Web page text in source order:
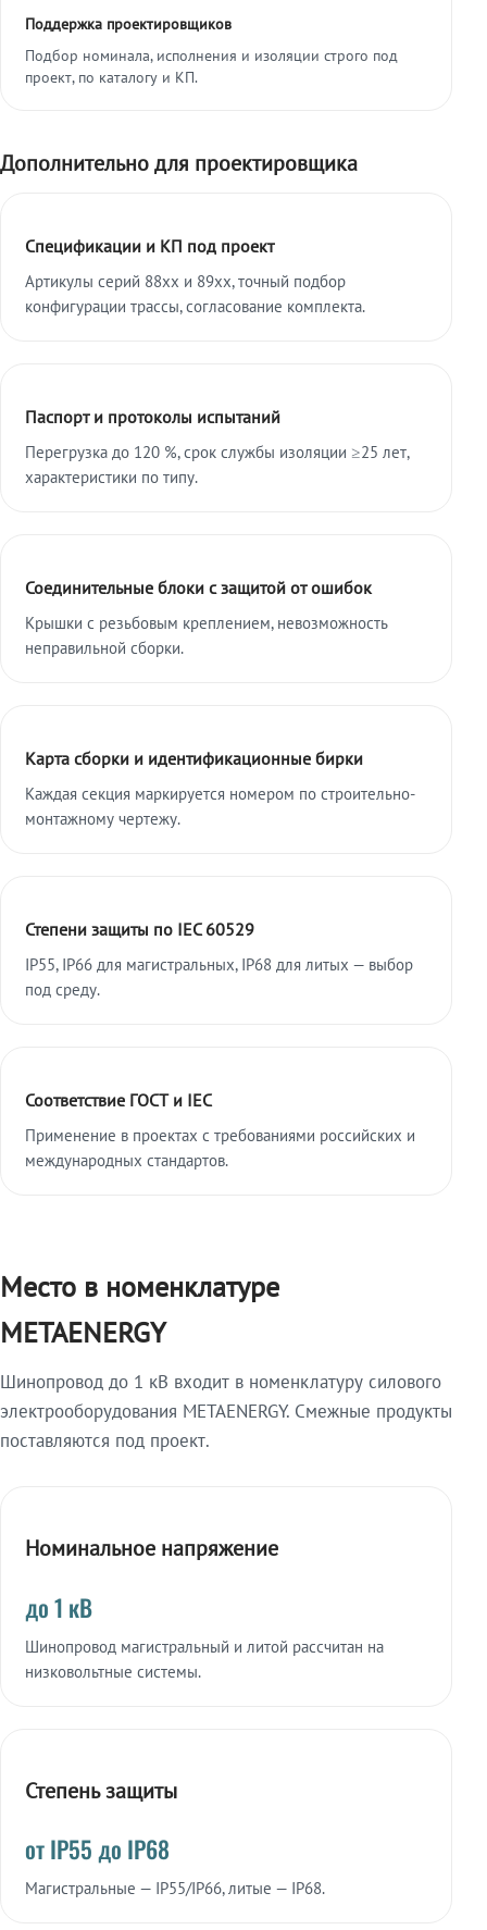
Поддержка проектировщиков
Подбор номинала, исполнения и изоляции строго под
проект, по каталогу и КП.
Дополнительно для проектировщика
Спецификации и КП под проект
Артикулы серий 88xx и 89xx, точный подбор
конфигурации трассы, согласование комплекта.
Паспорт и протоколы испытаний
Перегрузка до 120 %, срок службы изоляции ≥25 лет,
характеристики по типу.
Соединительные блоки с защитой от ошибок
Крышки с резьбовым креплением, невозможность
неправильной сборки.
Карта сборки и идентификационные бирки
Каждая секция маркируется номером по строительно-
монтажному чертежу.
Степени защиты по IEC 60529
IP55, IP66 для магистральных, IP68 для литых — выбор
под среду.
Соответствие ГОСТ и IEC
Применение в проектах с требованиями российских и
международных стандартов.
Место в номенклатуре
METAENERGY
Шинопровод до 1 кВ входит в номенклатуру силового
электрооборудования METAENERGY. Смежные продукты
поставляются под проект.
Номинальное напряжение
до 1 кВ
Шинопровод магистральный и литой рассчитан на
низковольтные системы.
Степень защиты
от IP55 до IP68
Магистральные — IP55/IP66, литые — IP68.